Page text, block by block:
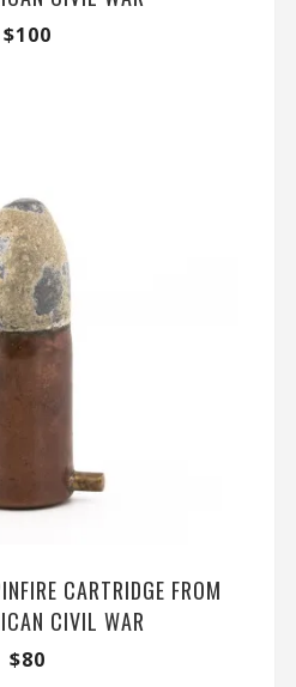
$100
CARTRIDGE FROM
CIVIL WAR
$80